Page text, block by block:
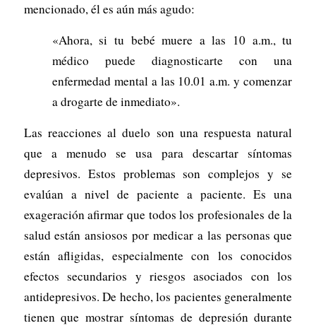
mencionado, él es aún más agudo:
«Ahora, si tu bebé muere a las 10 a.m., tu
médico puede diagnosticarte con una
enfermedad mental a las 10.01 a.m. y comenzar
a drogarte de inmediato».
Las reacciones al duelo son una respuesta natural
que a menudo se usa para descartar síntomas
depresivos. Estos problemas son complejos y se
evalúan a nivel de paciente a paciente. Es una
exageración afirmar que todos los profesionales de la
salud están ansiosos por medicar a las personas que
están afligidas, especialmente con los conocidos
efectos secundarios y riesgos asociados con los
antidepresivos. De hecho, los pacientes generalmente
tienen que mostrar síntomas de depresión durante